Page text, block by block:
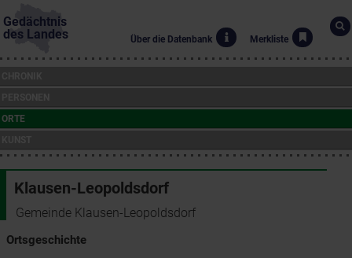
Gedächtnis
des Landes
Über die Datenbank Merkliste
ORTE
Klausen-Leopoldsdorf
Gemeinde Klausen-Leopoldsdorf
Ortsgeschichte